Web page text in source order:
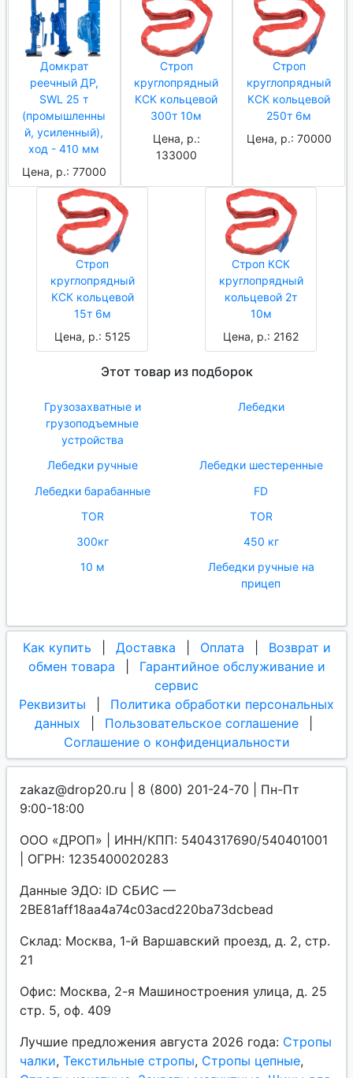
Домкрат
реечный ДР,
SWL 25 т
(промышленны
й, усиленный),
ход - 410 мм
Цена, р.: 77000
Строп
круглопрядный
КСК кольцевой
300т 10м
Цена, р.:
133000
Строп
круглопрядный
КСК кольцевой
250т 6м
Цена, р.: 70000
Строп
круглопрядный
КСК кольцевой
15т 6м
Цена, р.: 5125
Строп КСК
круглопрядный
кольцевой 2т
10м
Цена, р.: 2162
Этот товар из подборок
Грузозахватные и
грузоподъемные
устройства
Лебедки
Лебедки ручные
Лебедки шестеренные
Лебедки барабанные
FD
TOR
TOR
300кг
450 кг
10 м
Лебедки ручные на
прицеп
Как купить Доставка Оплата
Возврат и
обмен товара
Гарантийное обслуживание и
сервис
Реквизиты
Политика обработки персональных
данных
Пользовательское соглашение
Соглашение о конфиденциальности
zakaz@drop20.ru | 8 (800) 201-24-70 | Пн-Пт
9:00-18:00
ООО «ДРОП» | ИНН/КПП: 5404317690/540401001
| ОГРН: 1235400020283
Данные ЭДО: ID СБИС —
2BE81aff18aa4a74c03acd220ba73dcbead
Склад: Москва, 1-й Варшавский проезд, д. 2, стр.
21
Офис: Москва, 2-я Машиностроения улица, д. 25
стр. 5, оф. 409
Лучшие предложения августа 2026 года: Стропы
чалки, Текстильные стропы, Стропы цепные,